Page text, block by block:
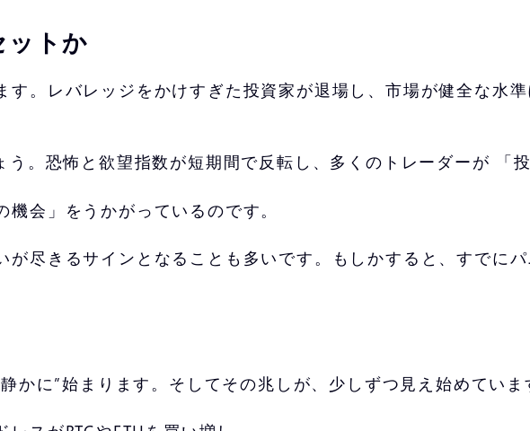
ットか
。レバレッジをかけすぎた投資家が退場し、市場が健全な水
。恐怖と欲望指数が短期間で反転し、多くのトレーダーが 「
会」をうかがっているのです。
が尽きるサインとなることも多いです。もしかすると、すでに
かに”始まります。そしてその兆しが、少しずつ見え始めていま